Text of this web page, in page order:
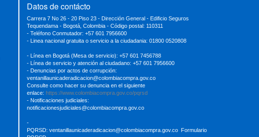
Datos de contácto
Carrera 7 No 26 - 20 Piso 23 - Dirección General - Edificio Seguros
Tequendama - Bogotá, Colombia - Código postal: 110311
- Teléfono Conmutador: +57 601 7956600
- Linea nacional gratuita o servicio a la ciudadania: 01800 0520808
- Línea en Bogotá (Mesa de servicio): +57 601 7456788
- Línea de servicio y atención al ciudadano: +57 601 7956600
- Denuncias por actos de corrupción:
ventanillaunicaderadicacion@colombiacompra.gov.co
Consulte como hacer su denuncia en el siguiente
enlace: https://www.colombiacompra.gov.co/pqrsd
- Notificaciones judiciales:
notificacionesjudiciales@colombiacompra.gov.co
-
PQRSD: ventanillaunicaderadicacion@colombiacompra.gov.co
Formulario